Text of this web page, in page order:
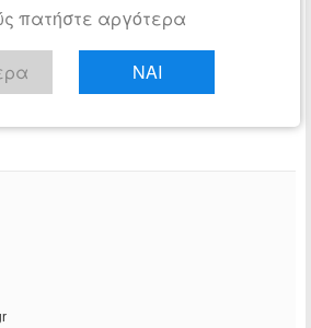
πατήστε αργότερα
ΝΑΙ